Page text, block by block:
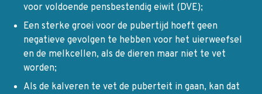
voor voldoende pensbestendig eiwit (DVE);
Een sterke groei voor de pubertijd hoeft geen
negatieve gevolgen te hebben voor het uierweefsel
en de melkcellen, als de dieren maar niet te vet
worden;
Als de kalveren te vet de puberteit in gaan, kan dat